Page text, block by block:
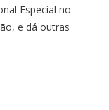
Especial no
e dá outras